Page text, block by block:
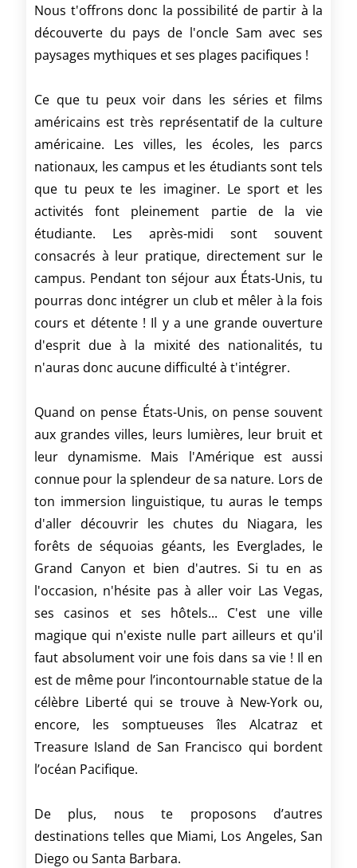
Nous t'offrons donc la possibilité de partir à la
découverte du pays de l'oncle Sam avec ses
paysages mythiques et ses plages pacifiques !
Ce que tu peux voir dans les séries et films
américains est très représentatif de la culture
américaine. Les villes, les écoles, les parcs
nationaux, les campus et les étudiants sont tels
que tu peux te les imaginer. Le sport et les
activités font pleinement partie de la vie
étudiante. Les après-midi sont souvent
consacrés à leur pratique, directement sur le
campus. Pendant ton séjour aux États-Unis, tu
pourras donc intégrer un club et mêler à la fois
cours et détente ! Il y a une grande ouverture
d'esprit due à la mixité des nationalités, tu
n'auras donc aucune difficulté à t'intégrer.
Quand on pense États-Unis, on pense souvent
aux grandes villes, leurs lumières, leur bruit et
leur dynamisme. Mais l'Amérique est aussi
connue pour la splendeur de sa nature. Lors de
ton immersion linguistique, tu auras le temps
d'aller découvrir les chutes du Niagara, les
forêts de séquoias géants, les Everglades, le
Grand Canyon et bien d'autres. Si tu en as
l'occasion, n'hésite pas à aller voir Las Vegas,
ses casinos et ses hôtels... C'est une ville
magique qui n'existe nulle part ailleurs et qu'il
faut absolument voir une fois dans sa vie ! Il en
est de même pour l’incontournable statue de la
célèbre Liberté qui se trouve à New-York ou,
encore, les somptueuses îles Alcatraz et
Treasure Island de San Francisco qui bordent
l’océan Pacifique.
De plus, nous te proposons d’autres
destinations telles que Miami, Los Angeles, San
Diego ou Santa Barbara.